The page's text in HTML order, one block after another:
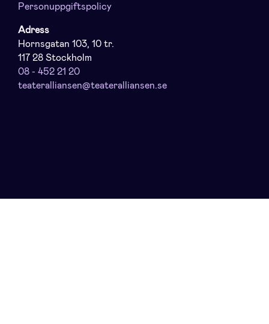
Personuppgiftspolicy
Adress
Hornsgatan 103, 10 tr.
117 28 Stockholm
08 - 452 21 20
teateralliansen@teateralliansen.se